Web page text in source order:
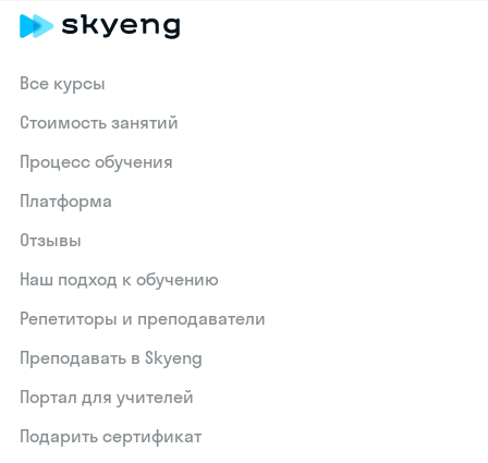
Все курсы
Стоимость занятий
Процесс обучения
Платформа
Отзывы
Наш подход к обучению
Репетиторы и преподаватели
Преподавать в Skyeng
Портал для учителей
Подарить сертификат